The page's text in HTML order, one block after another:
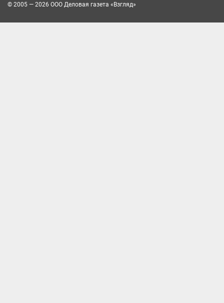
© 2005 — 2026 ООО Деловая газета «Взгляд»